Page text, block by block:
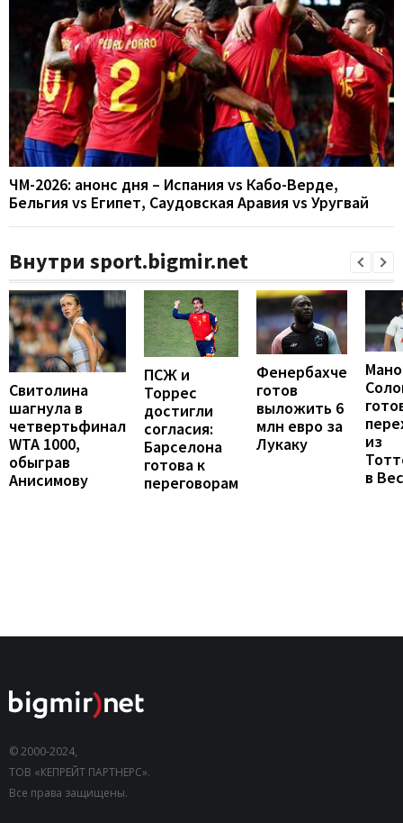
ЧМ-2026: анонс дня – Испания vs Кабо-Верде,
Бельгия vs Египет, Саудовская Аравия vs Уругвай
Внутри sport.bigmir.net
Свитолина
шагнула в
четвертьфинал
WTA 1000,
обыграв
Анисимову
ПСЖ и
Торрес
достигли
согласия:
Барселона
готова к
переговорам
Фенербахче
готов
выложить 6
млн евро за
Лукаку
из
в
© 2000-2024,
ТОВ «КЕПРЕЙТ ПАРТНЕРС».
Все права защищены.